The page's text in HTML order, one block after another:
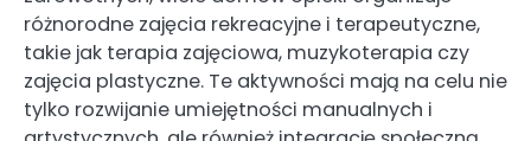
różnorodne zajęcia rekreacyjne i terapeutyczne,
takie jak terapia zajęciowa, muzykoterapia czy
zajęcia plastyczne. Te aktywności mają na celu nie
tylko rozwijanie umiejętności manualnych i